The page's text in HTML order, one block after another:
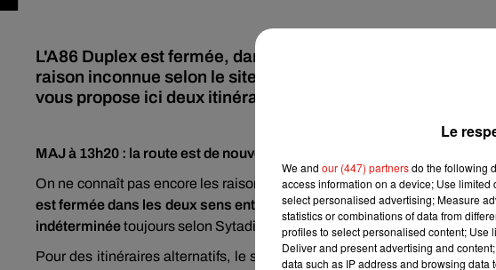
L'A86 Duplex est fermée, dans les deux sens, entre Rueil-
raison inconnue selon le site Sytadin. La durée de
vous propose ici deux itinéraires alternatifs.
MAJ à 13h20 : la route est de nouveau ouverte, dans les deux sens.
On ne connaît pas encore les raisons de cette fermeture. Le site
est fermée dans les deux sens entre Rueil-Malmaison et Vélizy-
indéterminéetoujours selon Sytadin.
Pour des itinéraires alternatifs, le site donne deux conseils : si vous
Le
We and our (447) partnersdo the following
access information on a device; Use
select personalised advertising; Measure
statistics or combinations of data from
profiles to select personalised content; Use
Deliver and present advertising and
data such as IP address and browsing